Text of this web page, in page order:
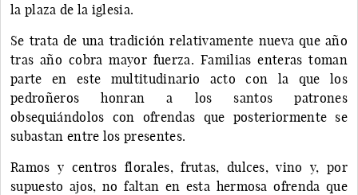
la plaza de la iglesia.
Se trata de una tradición relativamente nueva que año
tras año cobra mayor fuerza. Familias enteras toman
parte en este multitudinario acto con la que los
pedroñeros honran a los santos patrones
obsequiándolos con ofrendas que posteriormente se
subastan entre los presentes.
Ramos y centros florales, frutas, dulces, vino y, por
supuesto ajos, no faltan en esta hermosa ofrenda que